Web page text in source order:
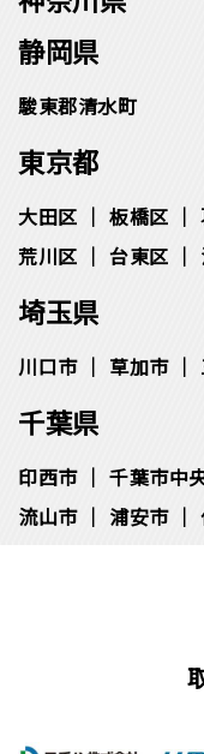
静岡県
駿東郡清水町
東京都
大田区 板橋区
荒川区
台東区
埼玉県
川口市 草加市
千葉県
印西市 千葉市中
流⼭市
浦安市